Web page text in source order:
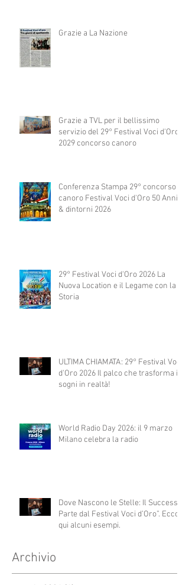
Grazie a La Nazione
Grazie a TVL per il bellissimo
servizio del 29° Festival Voci d'Oro
2029 concorso canoro
Conferenza Stampa 29° concorso
canoro Festival Voci d'Oro 50 Anni
& dintorni 2026
29° Festival Voci d'Oro 2026 La
Nuova Location e il Legame con la
Storia
ULTIMA CHIAMATA: 29° Festival Voci
d'Oro 2026 Il palco che trasforma i
sogni in realtà!
World Radio Day 2026: il 9 marzo
Milano celebra la radio
Dove Nascono le Stelle: Il Successo
Parte dal Festival Voci d’Oro”. Ecco
qui alcuni esempi.
Archivio